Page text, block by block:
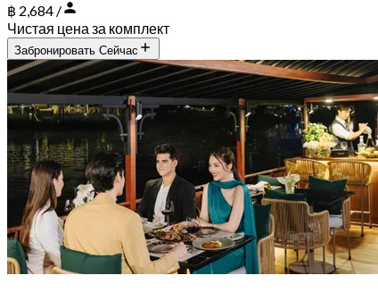
฿ 2,684 /
Чистая цена за комплект
Забронировать Сейчас